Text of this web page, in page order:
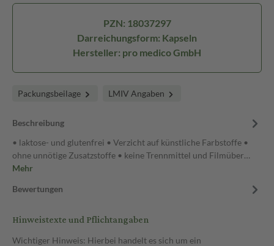
PZN: 18037297
Darreichungsform: Kapseln
Hersteller: pro medico GmbH
Packungsbeilage LMIV Angaben
Beschreibung
• laktose- und glutenfrei • Verzicht auf künstliche Farbstoffe •
ohne unnötige Zusatzstoffe • keine Trennmittel und Filmüber…
Mehr
Bewertungen
Hinweistexte und Pflichtangaben
Wichtiger Hinweis: Hierbei handelt es sich um ein